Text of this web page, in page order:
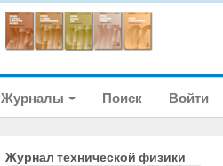
Журналы Поиск Войти
Журнал технической физики